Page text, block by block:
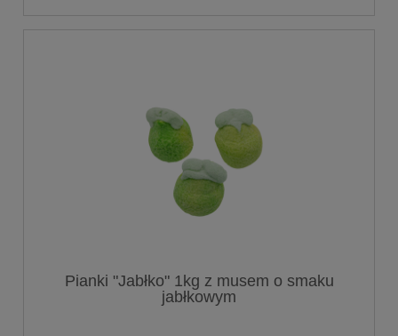
Pianki "Jabłko" 1kg z musem o smaku
jabłkowym